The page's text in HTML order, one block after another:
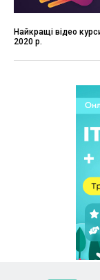
Найкращі відео
2020 р.